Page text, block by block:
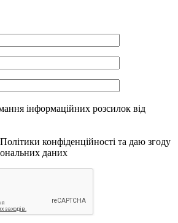
інформаційних розсилок від
конфіденційності та даю згоду
даних